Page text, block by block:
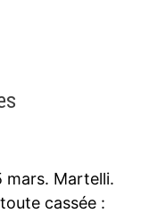
mars. Martelli.
cassée :